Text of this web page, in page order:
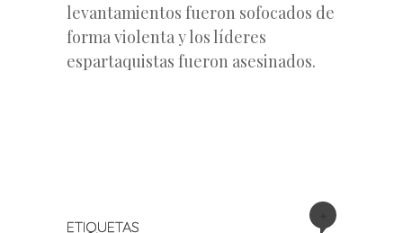
levantamientos fueron sofocados de
forma violenta y los líderes
espartaquistas fueron asesinados.
ETIQUETAS